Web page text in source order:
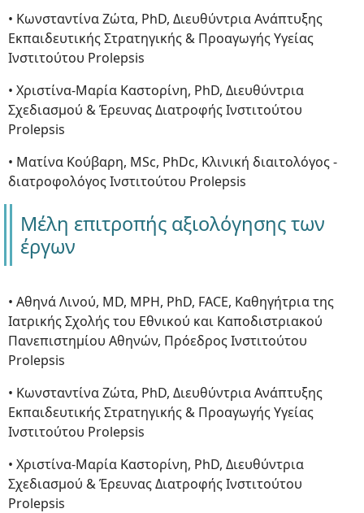
• Κωνσταντίνα Ζώτα, PhD, Διευθύντρια Ανάπτυξης
Εκπαιδευτικής Στρατηγικής & Προαγωγής Υγείας
Ινστιτούτου Prolepsis
• Χριστίνα-Μαρία Καστορίνη, PhD, Διευθύντρια
Σχεδιασμού & Έρευνας Διατροφής Ινστιτούτου
Prolepsis
• Ματίνα Κούβαρη, MSc, PhDc, Κλινική διαιτολόγος -
διατροφολόγος Ινστιτούτου Prolepsis
Μέλη επιτροπής αξιολόγησης των
έργων
• Αθηνά Λινού, MD, ΜΡΗ, PhD, FACE, Καθηγήτρια της
Ιατρικής Σχολής του Εθνικού και Καποδιστριακού
Πανεπιστημίου Αθηνών, Πρόεδρος Ινστιτούτου
Prolepsis
• Κωνσταντίνα Ζώτα, PhD, Διευθύντρια Ανάπτυξης
Εκπαιδευτικής Στρατηγικής & Προαγωγής Υγείας
Ινστιτούτου Prolepsis
• Χριστίνα-Μαρία Καστορίνη, PhD, Διευθύντρια
Σχεδιασμού & Έρευνας Διατροφής Ινστιτούτου
Prolepsis